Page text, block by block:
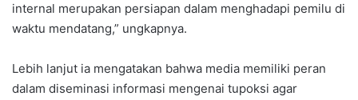
internal merupakan persiapan dalam menghadapi pemilu di
waktu mendatang,” ungkapnya.
Lebih lanjut ia mengatakan bahwa media memiliki peran
dalam diseminasi informasi mengenai tupoksi agar